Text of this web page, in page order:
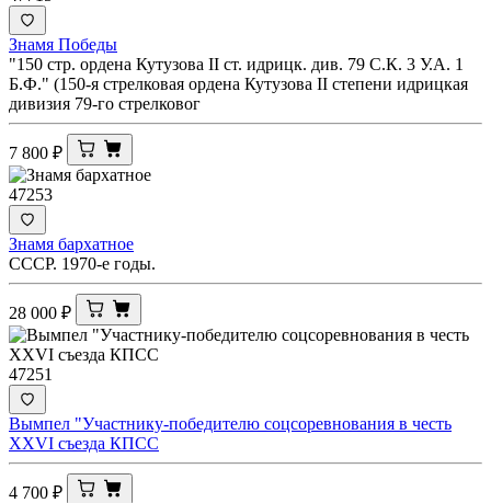
Знамя Победы
"150 стр. ордена Кутузова II ст. идрицк. див. 79 С.К. 3 У.А. 1
Б.Ф." (150-я стрелковая ордена Кутузова II степени идрицкая
дивизия 79-го стрелковог
7 800 ₽
47253
Знамя бархатное
СССР. 1970-е годы.
28 000 ₽
47251
Вымпел "Участнику-победителю соцсоревнования в честь
XXVI съезда КПСС
4 700 ₽